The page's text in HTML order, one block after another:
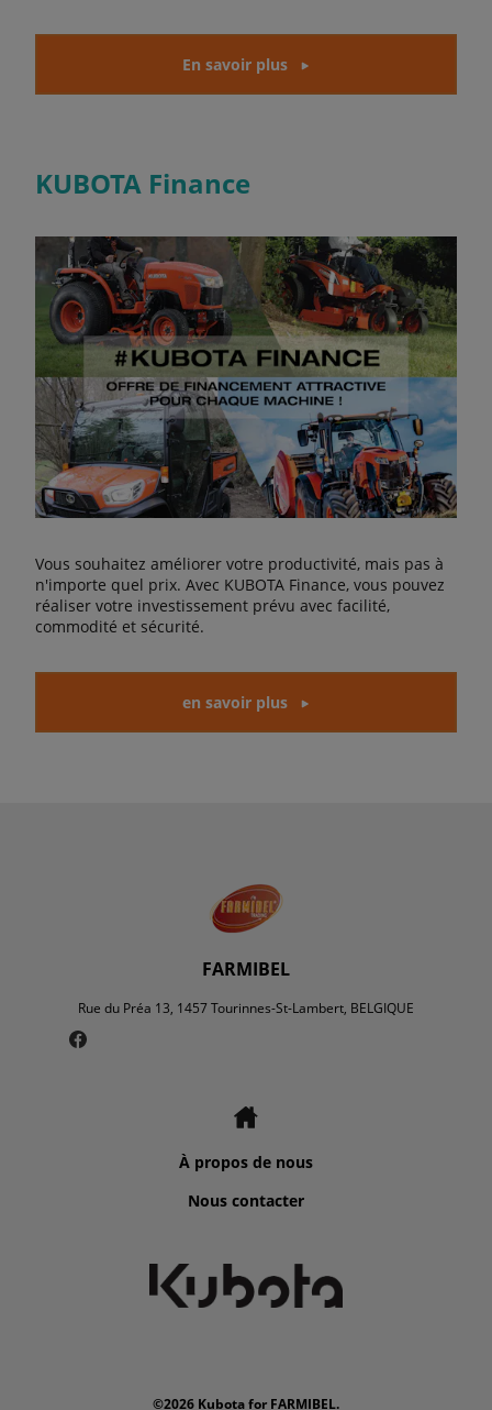
En savoir plus
KUBOTA Finance
Vous souhaitez améliorer votre productivité, mais pas à
n'importe quel prix. Avec KUBOTA Finance, vous pouvez
réaliser votre investissement prévu avec facilité,
commodité et sécurité.
en savoir plus
FARMIBEL
Rue du Préa 13, 1457 Tourinnes-St-Lambert, BELGIQUE
À propos de nous
Nous contacter
©2026 Kubota for FARMIBEL.